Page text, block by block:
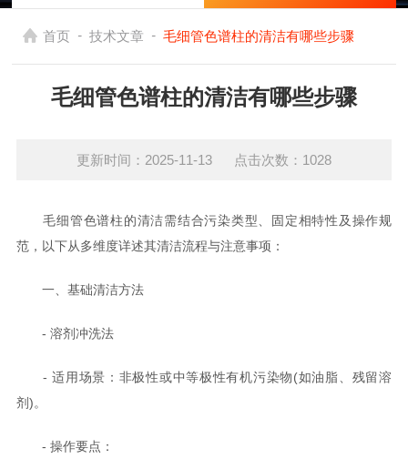
首页 - 技术文章 - 毛细管色谱柱的清洁有哪些步骤
毛细管色谱柱的清洁有哪些步骤
更新时间：2025-11-13 点击次数：1028
毛细管色谱柱的清洁需结合污染类型、固定相特性及操作规
范，以下从多维度详述其清洁流程与注意事项：
一、基础清洁方法
- 溶剂冲洗法
- 适用场景：非极性或中等极性有机污染物(如油脂、残留溶
剂)。
- 操作要点：